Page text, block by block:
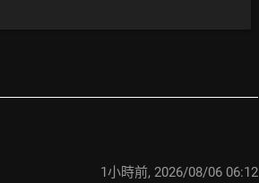
1小時前, 2026/08/06 06:12